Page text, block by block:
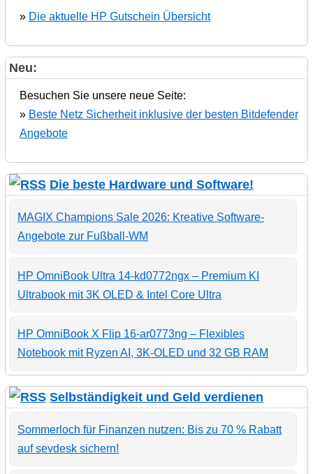
» Die aktuelle HP Gutschein Übersicht
Neu:
Besuchen Sie unsere neue Seite:
» Beste Netz Sicherheit inklusive der besten Bitdefender
Angebote
Die beste Hardware und Software!
MAGIX Champions Sale 2026: Kreative Software-
Angebote zur Fußball-WM
HP OmniBook Ultra 14-kd0772ngx – Premium KI
Ultrabook mit 3K OLED & Intel Core Ultra
HP OmniBook X Flip 16-ar0773ng – Flexibles
Notebook mit Ryzen AI, 3K-OLED und 32 GB RAM
Selbständigkeit und Geld verdienen
Sommerloch für Finanzen nutzen: Bis zu 70 % Rabatt
auf sevdesk sichern!